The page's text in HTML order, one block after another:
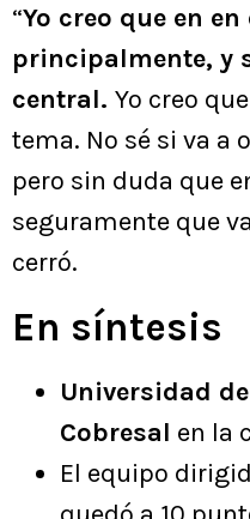
“Yo creo que en
principalmente, y
central. Yo creo
tema. No sé si va a
pero sin duda que
seguramente que
cerró.
En síntesis
Universidad
Cobresal en la
El equipo